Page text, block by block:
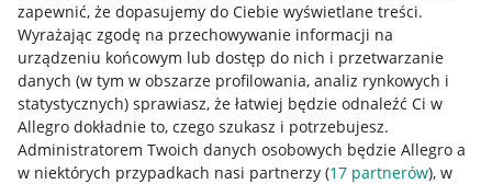
zapewnić, że dopasujemy do Ciebie wyświetlane treści.
Wyrażając zgodę na przechowywanie informacji na
urządzeniu końcowym lub dostęp do nich i przetwarzanie
danych (w tym w obszarze profilowania, analiz rynkowych i
statystycznych) sprawiasz, że łatwiej będzie odnaleźć Ci w
Allegro dokładnie to, czego szukasz i potrzebujesz.
Administratorem Twoich danych osobowych będzie Allegro a
w niektórych przypadkach nasi partnerzy (17 partnerów), w